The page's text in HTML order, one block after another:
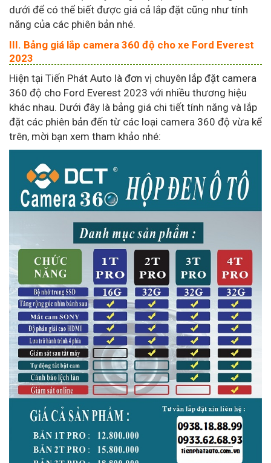
dưới để có thể biết được giá cả lắp đặt cũng như tính
năng của các phiên bản nhé.
III. Bảng giá lắp camera 360 độ cho xe Ford Everest
2023
Hiện tại Tiến Phát Auto là đơn vị chuyên lắp đặt camera
360 độ cho Ford Everest 2023 với nhiều thương hiệu
khác nhau. Dưới đây là bảng giá chi tiết tính năng và lắp
đặt các phiên bản đến từ các loại camera 360 độ vừa kể
trên, mời bạn xem tham khảo nhé: